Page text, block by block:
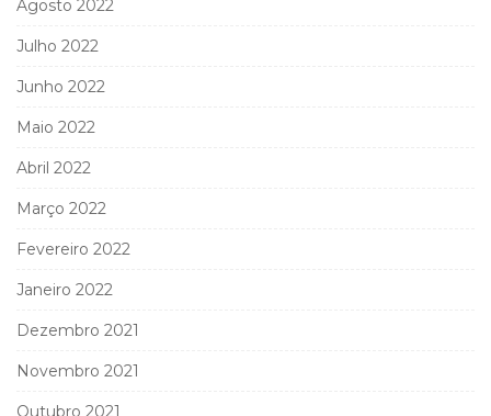
Agosto 2022
Julho 2022
Junho 2022
Maio 2022
Abril 2022
Março 2022
Fevereiro 2022
Janeiro 2022
Dezembro 2021
Novembro 2021